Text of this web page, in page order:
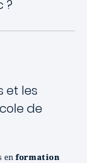
?
et les
de
enformation